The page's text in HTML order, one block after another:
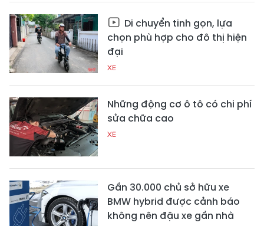
Di chuyển tinh gọn, lựa
chọn phù hợp cho đô thị hiện
đại
XE
Những động cơ ô tô có chi phí
sửa chữa cao
XE
Gần 30.000 chủ sở hữu xe
BMW hybrid được cảnh báo
không nên đậu xe gần nhà